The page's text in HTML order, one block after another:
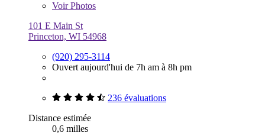
VoirPhotos
101 E Main St
Princeton, WI 54968
(920) 295-3114
Ouvert aujourd'hui de 7h am à 8h pm
236 évaluations
Distance estimée
0,6 milles